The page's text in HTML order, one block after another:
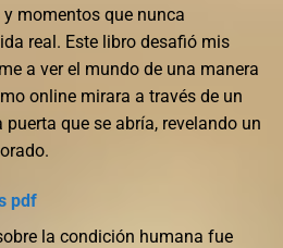
momentos que nunca
real. Este libro desafió mis
a ver el mundo de una manera
online mirara a través de un
que se abría, revelando un
pdf
la condición humana fue